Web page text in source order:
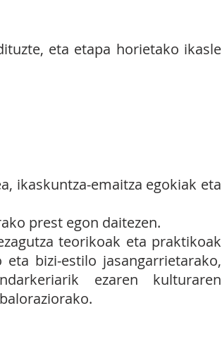
eta etapa horietako ikasle
ikaskuntza‐emaitza egokiak eta
prest egon daitezen.
teorikoak eta praktikoak
bizi‐estilo jasangarrietarako,
ezaren kulturaren